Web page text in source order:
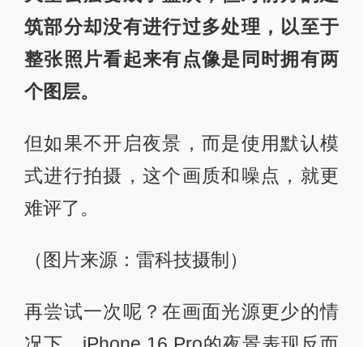
“夜如白昼”，苹果的影像短板犹在
在测试之前，小雷万万没有想到，
大车，这里的翻车既不是说鬼影也不
是指跑焦，而是苹果直接把广州晚上
九点半的天空给直接「还原」成了白
片页面中的详细时间，小雷相信绝大
多数读者都会把这张样张归类到白
天。